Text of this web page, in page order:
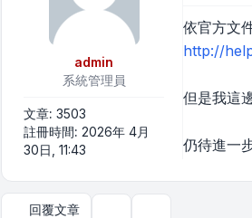
admin
系統管理員
文章: 3503
註冊時間: 2026年 4月
30日, 11:43
依官方文
http://
但是我這
仍待進一
回覆文章